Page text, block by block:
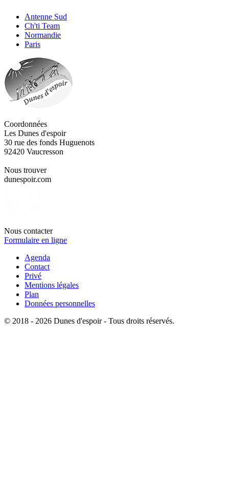
Antenne Sud
Ch'ti Team
Normandie
Paris
Coordonnées
Les Dunes d'espoir
30 rue des fonds Huguenots
92420 Vaucresson
Nous trouver
dunespoir.com
Nous contacter
Formulaire en ligne
Agenda
Contact
Privé
Mentions légales
Plan
Données personnelles
© 2018 - 2026 Dunes d'espoir - Tous droits réservés.